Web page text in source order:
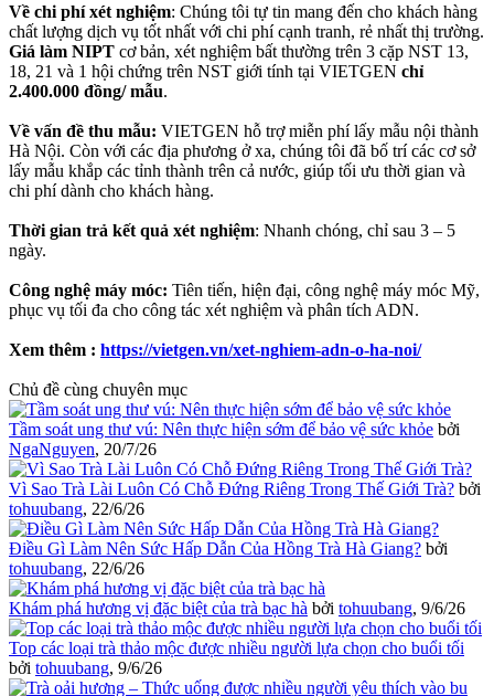
Về chi phí xét nghiệm: Chúng tôi tự tin mang đến cho khách hàng
chất lượng dịch vụ tốt nhất với chi phí cạnh tranh, rẻ nhất thị trường.
Giá làm NIPT cơ bản, xét nghiệm bất thường trên 3 cặp NST 13,
18, 21 và 1 hội chứng trên NST giới tính tại VIETGEN chỉ
2.400.000 đồng/ mẫu.
Về vấn đề thu mẫu: VIETGEN hỗ trợ miễn phí lấy mẫu nội thành
Hà Nội. Còn với các địa phương ở xa, chúng tôi đã bố trí các cơ sở
lấy mẫu khắp các tỉnh thành trên cả nước, giúp tối ưu thời gian và
chi phí dành cho khách hàng.
Thời gian trả kết quả xét nghiệm: Nhanh chóng, chỉ sau 3 – 5
ngày.
Công nghệ máy móc: Tiên tiến, hiện đại, công nghệ máy móc Mỹ,
phục vụ tối đa cho công tác xét nghiệm và phân tích ADN.
Xem thêm : https://vietgen.vn/xet-nghiem-adn-o-ha-noi/
Chủ đề cùng chuyên mục
Tầm soát ung thư vú: Nên thực hiện sớm để bảo vệ sức khỏe bởi
NgaNguyen, 20/7/26
Vì Sao Trà Lài Luôn Có Chỗ Đứng Riêng Trong Thế Giới Trà? bởi
tohuubang, 22/6/26
Điều Gì Làm Nên Sức Hấp Dẫn Của Hồng Trà Hà Giang? bởi
tohuubang, 22/6/26
Khám phá hương vị đặc biệt của trà bạc hà bởi tohuubang, 9/6/26
Top các loại trà thảo mộc được nhiều người lựa chọn cho buổi tối
bởi tohuubang, 9/6/26